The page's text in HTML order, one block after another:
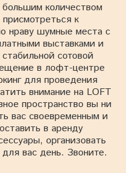
количеством
к
нраву шумные места с
выставками и
сотовой
в лофт-центре
для проведения
внимание на LOFT
пространство вы ни
вас своевременным и
в аренду
организовать
вас день. Звоните.